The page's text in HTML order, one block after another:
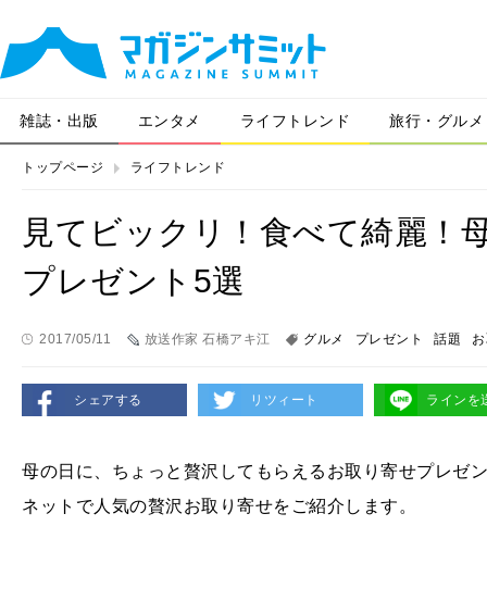
雑誌・出版 エンタメ ライフトレンド 旅行・グルメ
トップページ ライフトレンド
見てビックリ！食べて綺麗！
プレゼント5選
2017/05/11 放送作家 石橋アキ江 グルメ プレゼント 話題
シェアする リツィート ラインを
母の日に、ちょっと贅沢してもらえるお取り寄せプレゼ
ネットで人気の贅沢お取り寄せをご紹介します。